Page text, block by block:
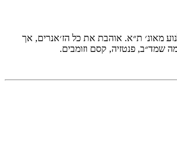
מאונ׳ ת״א. אוהבת את כל הז׳אנרים, אך
שמד״ב, פנטזיה, קסם וזומבים.